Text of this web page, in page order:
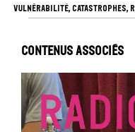
VULNÉRABILITÉ, CATASTROPHES,
Contenus associés